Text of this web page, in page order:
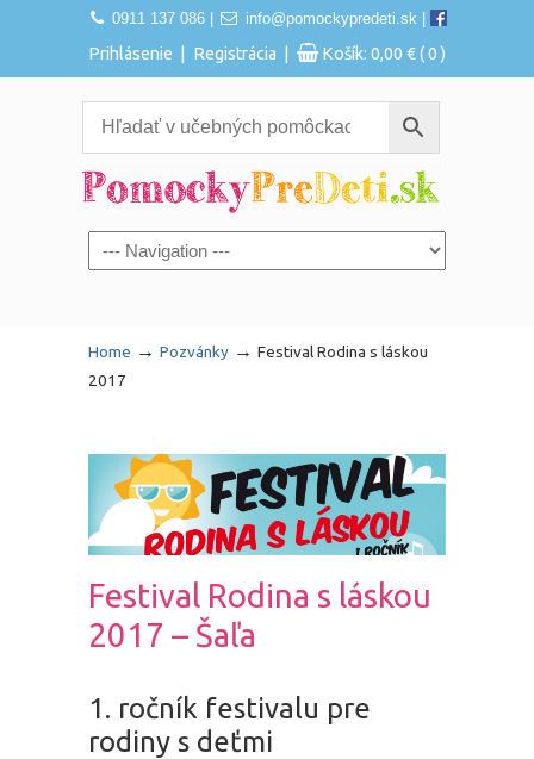
0911 137 086| info@pomockypredeti.sk
Prihlásenie | Registrácia | Košík: 0,00 €( 0 )
Navigation
Home → Pozvánky → Festival Rodina s láskou
2017
Festival Rodina s láskou
2017 – Šaľa
1. ročník festivalu pre
rodiny s deťmi